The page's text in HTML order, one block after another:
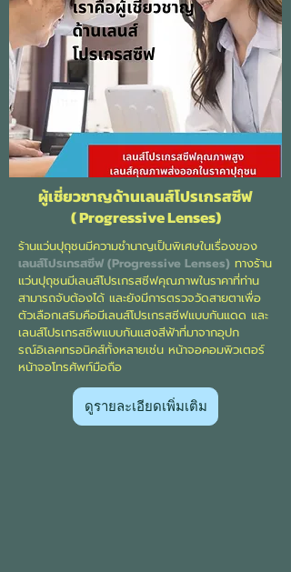
ผู้เชี่ยวชาญด้านเลนส์โปรเกรสซีฟ
( Progressive Lenses)
ร้านแว่นปุถุชนมีความชำนาญเป็นพิเศษในเรื่องของ
เลนส์โปรเกรสซีฟ (Progressive Lenses) ทางร้าน
แว่นปุถุชนมีเลนส์โปรเกรสซีฟคุณภาพในราคาที่ท่าน
สามารถจับต้องได้ และยังมีการตรวจวัดสายตาเพื่อ
ตัวเลือกเสริมคือมีเลนส์โปรเกรสซีฟแบบกันแดด และ
เลนส์โปรเกรสซีพแบบกันแสงสีฟ้าที่มาจากอุปก
รณ์อิเลคทรอนิคส์ทั้งหลายเช่น หน้าจอคอมพิวเตอร์
หน้าจอโทรศัพท์มือถือ
ดูรายละเอียดเพิ่มเติม